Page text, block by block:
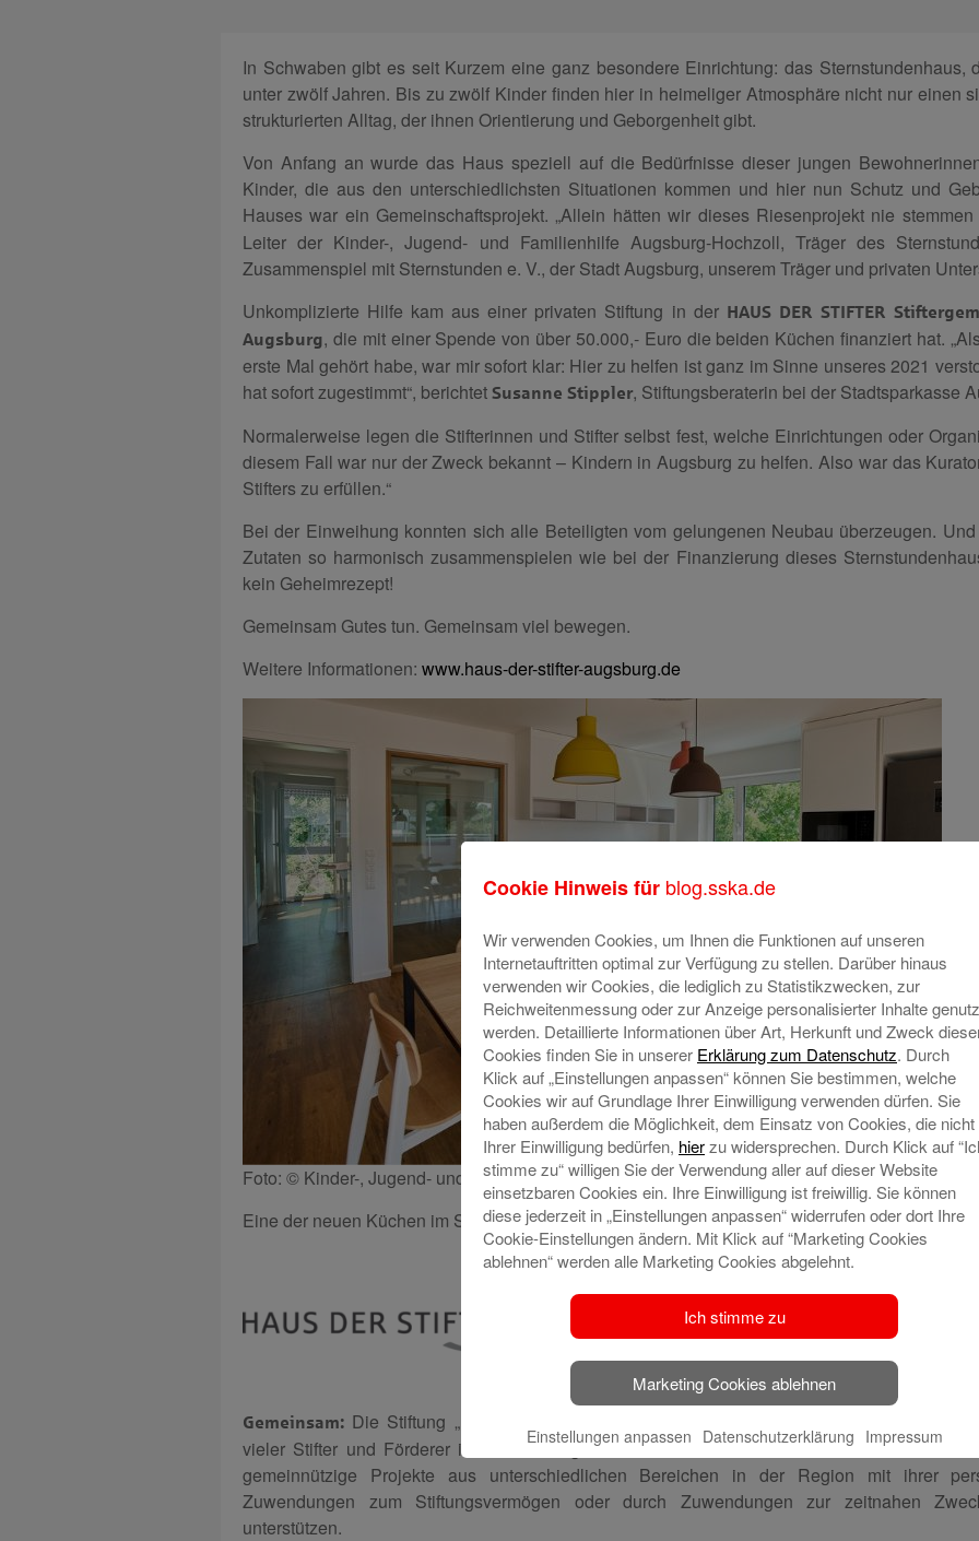
In Schwaben gibt es seit Kurzem eine ganz besondere Einrichtung: das Sternstundenhaus,
unter zwölf Jahren. Bis zu zwölf Kinder finden hier in heimeliger Atmosphäre nicht nur einen
strukturierten Alltag, der ihnen Orientierung und Geborgenheit gibt.
Von Anfang an wurde das Haus speziell auf die Bedürfnisse dieser jungen
Kinder, die aus den unterschiedlichsten Situationen kommen und hier nun Schutz und
Hauses war ein Gemeinschaftsprojekt. „Allein hätten wir dieses Riesenprojekt nie stemmen
Leiter der Kinder-, Jugend- und Familienhilfe Augsburg-Hochzoll, Träger des
Zusammenspiel mit Sternstunden e. V., der Stadt Augsburg, unserem Träger und privaten
Unkomplizierte Hilfe kam aus einer privaten Stiftung in der HAUS DER STIFTER
Augsburg, die mit einer Spende von über 50.000,- Euro die beiden Küchen finanziert hat.
erste Mal gehört habe, war mir sofort klar: Hier zu helfen ist ganz im Sinne unseres 2021
hat sofort zugestimmt“, berichtet Susanne Stippler, Stiftungsberaterin bei der Stadtsparkasse
Normalerweise legen die Stifterinnen und Stifter selbst fest, welche Einrichtungen oder
diesem Fall war nur der Zweck bekannt – Kindern in Augsburg zu helfen. Also war das
Stifters zu erfüllen.“
Bei der Einweihung konnten sich alle Beteiligten vom gelungenen Neubau überzeugen.
Zutaten so harmonisch zusammenspielen wie bei der Finanzierung dieses
kein Geheimrezept!
Gemeinsam Gutes tun. Gemeinsam viel bewegen.
Weitere Informationen: www.haus-der-stifter-augsburg.de
Foto: © Kinder-, Jugend- und Familienhilfe Augsburg-Hochzoll
Eine der neuen Küchen im Sternstundenhaus
Gemeinsam: Die Stiftung „HAUS DER STIFTER – Stiftergemeinschaft der
vieler Stifter und Förderer in unserer Region für verschiedenste Zwecke unter einem
gemeinnützige Projekte aus unterschiedlichen Bereichen in der Region mit ihrer
Zuwendungen zum Stiftungsvermögen oder durch Zuwendungen zur zeitnahen
unterstützen.
Cookie Hinweis für blog.sska.de
Wir verwenden Cookies, um Ihnen die Funktionen auf unseren
Internetauftritten optimal zur Verfügung zu stellen. Darüber hinaus
verwenden wir Cookies, die lediglich zu Statistikzwecken, zur
Reichweitenmessung oder zur Anzeige personalisierter Inhalte
werden. Detaillierte Informationen über Art, Herkunft und Zweck
Cookies finden Sie in unserer Erklärung zum Datenschutz. Durch
Klick auf „Einstellungen anpassen“ können Sie bestimmen, welche
Cookies wir auf Grundlage Ihrer Einwilligung verwenden dürfen. Sie
haben außerdem die Möglichkeit, dem Einsatz von Cookies, die nicht
Ihrer Einwilligung bedürfen, hierzu widersprechen. Durch Klick auf
stimme zu“ willigen Sie der Verwendung aller auf dieser Website
einsetzbaren Cookies ein. Ihre Einwilligung ist freiwillig. Sie können
diese jederzeit in „Einstellungen anpassen“ widerrufen oder dort Ihre
Cookie-Einstellungen ändern. Mit Klick auf “Marketing Cookies
ablehnen“ werden alle Marketing Cookies abgelehnt.
Ich stimme zu
Marketing Cookies ablehnen
Einstellungen anpassen Datenschutzerklärung Impressum